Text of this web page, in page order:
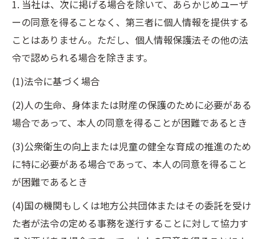
1. 当社は、次に掲げる場合を除いて、あらかじめユーザ
ーの同意を得ることなく、第三者に個人情報を提供する
ことはありません。ただし、個人情報保護法その他の法
令で認められる場合を除きます。
(1)法令に基づく場合
(2)人の生命、身体または財産の保護のために必要がある
場合であって、本人の同意を得ることが困難であるとき
(3)公衆衛生の向上または児童の健全な育成の推進のため
に特に必要がある場合であって、本人の同意を得ること
が困難であるとき
(4)国の機関もしくは地方公共団体またはその委託を受け
た者が法令の定める事務を遂行することに対して協力す